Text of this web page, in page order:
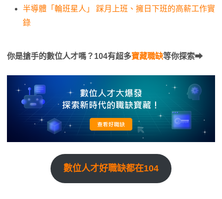
半導體「輪班星人」 踩月上班、擁日下班的高薪工作實
錄
你是搶手的數位人才嗎？104有超多寶藏職缺等你探索⮕
數位人才好職缺都在104